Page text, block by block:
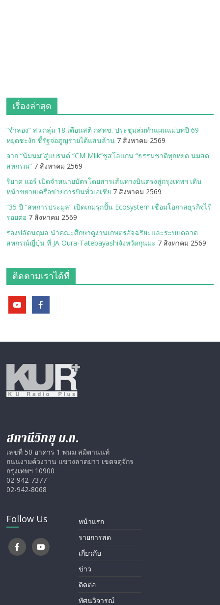
เรื่องล่าสุด
“จำลอง” สว.กลุ่ม 18 เตือนสติ กสทช. ประชุมล่มทำแผนแม่บทปี 69
หยุดชะงัก ชี้รัฐจ่อสูญรายได้แสนล้าน 7 สิงหาคม 2569
จาก “น้มนม”สู่แบรนด์ “CM Mlik”ชูสโลแกน “ธรรมชาติทุกหยด นมสด
สหกรณ” 7 สิงหาคม 2569
ริยาด แอร์ เปิดจำหน่ายบัตรโดยสารเส้นทางบินตรงสู่กรุงเทพฯ เดิน
หน้าขยายเครือข่ายการบินทั่วเอเชีย 7 สิงหาคม 2569
“35 ปี “สหการประมูล” เปิดเกมรุกปั้น Ecosystem เชื่อมโอกาสธุรกิจไร้
รอยต่อ 7 สิงหาคม 2569
รองปลัดนฤมล นำคณะศึกษาดูงานเกษตรอัจฉริยะและระบบตลาด
สหกรณ์ญี่ปุ่น ที่ JA Oura-Tatebayashiจังหวัดกุนมะ 7 สิงหาคม 2569
ติดตามเราได้ที่
สถานีวิทยุ ม.ก.
เลขที่ 50 อาคาร 1 พนม สมิตานนท์
ถนนงามค์วงวาน แขวงลาดยาว เขตจตุจักร
กรุงเทพฯ 10900
02-942-7377
02-942-8068
Follow Us
หน้าแรก
รายการสด
เกี่ยวกับ
ข่าว
ติดต่อ
ทัศนวิจารณ์